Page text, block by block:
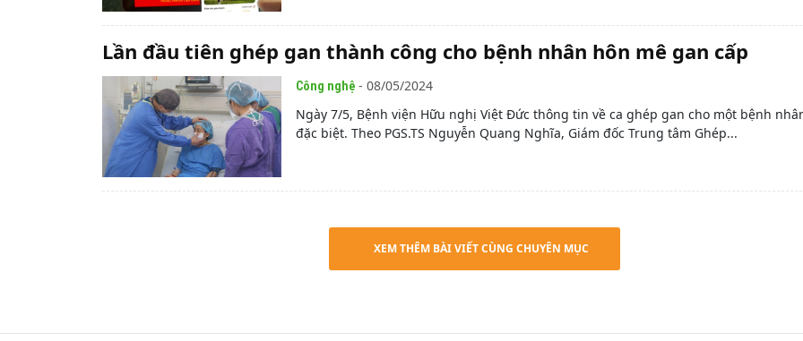
Lần đầu tiên ghép gan thành công cho bệnh nhân hôn mê gan cấp
Công nghệ - 08/05/2024
Ngày 7/5, Bệnh viện Hữu nghị Việt Đức thông tin về ca ghép gan cho một bệnh
đặc biệt. Theo PGS.TS Nguyễn Quang Nghĩa, Giám đốc Trung tâm Ghép...
XEM THÊM BÀI VIẾT CÙNG CHUYÊN MỤC